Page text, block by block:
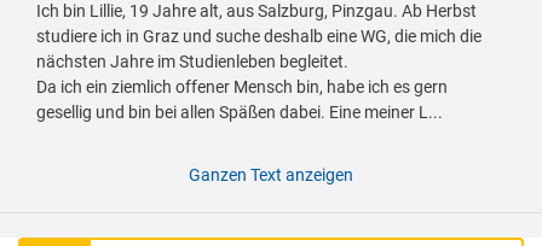
Ich bin Lillie, 19 Jahre alt, aus Salzburg, Pinzgau. Ab Herbst
studiere ich in Graz und suche deshalb eine WG, die mich die
nächsten Jahre im Studienleben begleitet.
Da ich ein ziemlich offener Mensch bin, habe ich es gern
gesellig und bin bei allen Späßen dabei. Eine meiner L...
Ganzen Text anzeigen